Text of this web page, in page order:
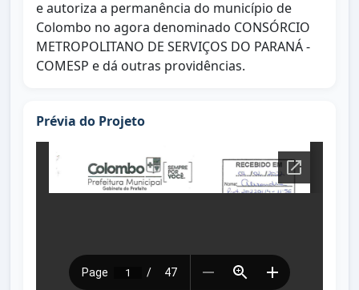
e autoriza a permanência do município de
Colombo no agora denominado CONSÓRCIO
METROPOLITANO DE SERVIÇOS DO PARANÁ -
COMESP e dá outras providências.
Prévia do Projeto